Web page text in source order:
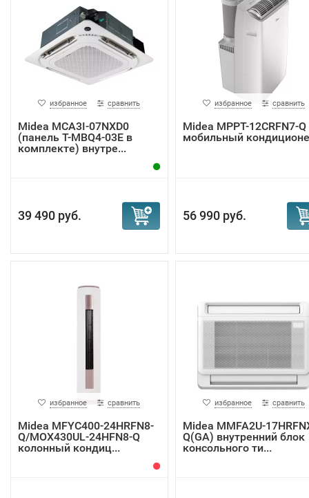
избранное сравнить
Midea MCA3I-07NXD0
(панель T-MBQ4-03E в
комплекте) внутре...
39 490 руб.
избранное сравнить
Midea MPPT-12CRFN7-Q
мобильный
56 990 руб.
избранное сравнить
Midea MFYC400-24HRFN8-
Q/MOX430UL-24HFN8-Q
колонный кондиц...
избранное сравнить
Midea MMFA2U-
Q(GA) внутренний блок
консольного ти...